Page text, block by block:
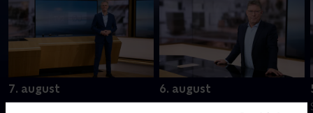
7. august 6. august